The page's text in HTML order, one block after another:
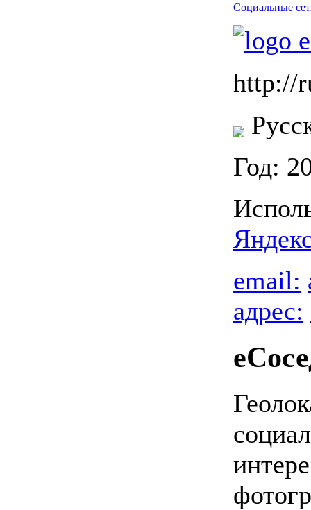
Социальные
http://
Год:
email:
адрес: